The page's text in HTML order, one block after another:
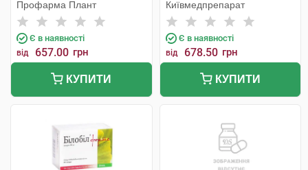
Профарма Плант
Є в наявності
від 657.00 грн
КУПИТИ
Київмедпрепарат
Є в наявності
від 678.50 грн
КУПИТИ